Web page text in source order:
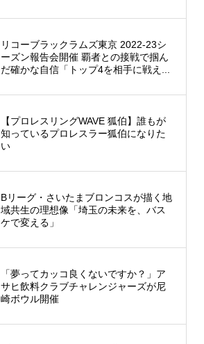
リコーブラックラムズ東京 2022-23シ
ーズン報告会開催 覇者との接戦で掴ん
だ確かな自信「トップ4を相手に戦え...
【プロレスリングWAVE 狐伯】誰もが
知っているプロレスラー狐伯になりた
い
Bリーグ・さいたまブロンコスが描く地
域共生の理想像「埼玉の未来を、バス
ケで変える」
「夢ってカッコ良くないですか？」ア
サヒ飲料クラブチャレンジャーズが尼
崎ボウル開催